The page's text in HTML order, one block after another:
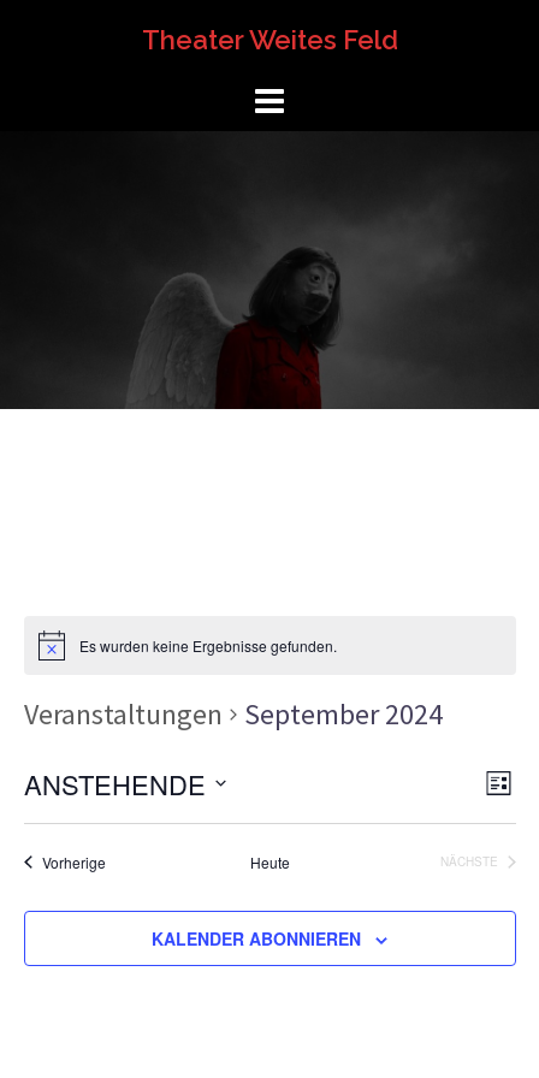
Theater Weites Feld
Es wurden keine Ergebnisse gefunden.
Veranstaltungen September 2024
LISTE
ANSTEHENDE
Datum
wählen.
VorherigeVeranstaltungen Heute
NÄCHSTE
KALENDER ABONNIEREN